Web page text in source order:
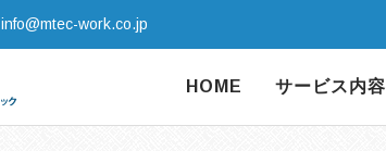
info@mtec-work.co.jp
HOME サービス内容